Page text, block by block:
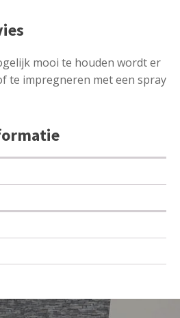
mooi te houden wordt er
te impregneren met een spray